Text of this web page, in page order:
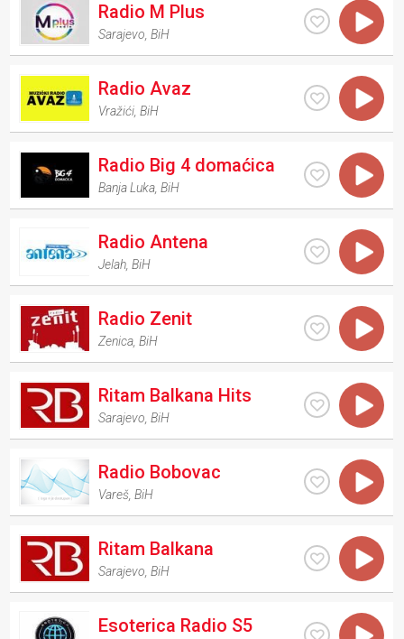
Radio M Plus
Sarajevo ,BiH
Radio Avaz
Vražići ,BiH
Radio Big 4 domaćica
Banja Luka ,BiH
Radio Antena
Jelah ,BiH
Radio Zenit
Zenica ,BiH
Ritam Balkana Hits
Sarajevo ,BiH
Radio Bobovac
Vareš ,BiH
Ritam Balkana
Sarajevo ,BiH
Esoterica Radio S5